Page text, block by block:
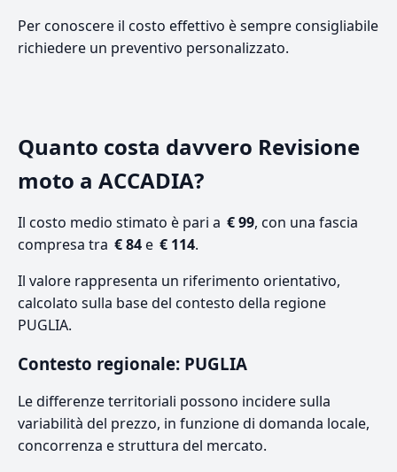
Per conoscere il costo effettivo è sempre consigliabile
richiedere un preventivo personalizzato.
Quanto costa davvero Revisione
moto a ACCADIA?
Il costo medio stimato è pari a € 99, con una fascia
compresa tra € 84e € 114.
Il valore rappresenta un riferimento orientativo,
calcolato sulla base del contesto della regione
PUGLIA.
Contesto regionale: PUGLIA
Le differenze territoriali possono incidere sulla
variabilità del prezzo, in funzione di domanda locale,
concorrenza e struttura del mercato.